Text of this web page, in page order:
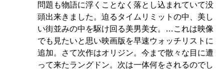
問題も物語に浮くことなく落とし込まれていて没
頭出来きました。迫るタイムリミットの中、美し
い街並みの中を駆け回る美男美女。…これは映像
でも見たいと思い映画版を早速ウォッチリストに
追加。さて次作はオリジン。今まで散々な目に遭
って来たラングドン。次は一体何をされるのでし